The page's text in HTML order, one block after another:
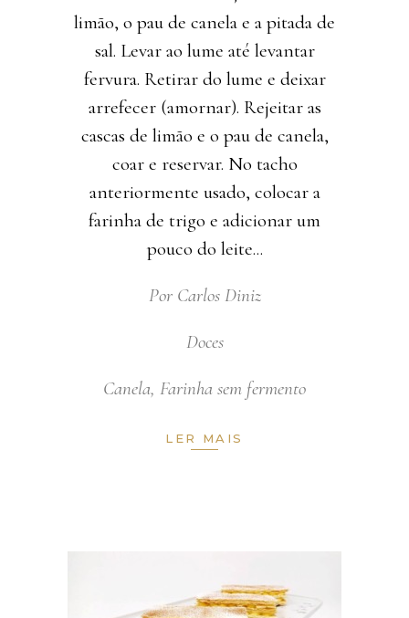
limão, o pau de canela e a pitada de
sal. Levar ao lume até levantar
fervura. Retirar do lume e deixar
arrefecer (amornar). Rejeitar as
cascas de limão e o pau de canela,
coar e reservar. No tacho
anteriormente usado, colocar a
farinha de trigo e adicionar um
pouco do leite
Por Carlos Diniz
Doces
Canela, Farinha sem fermento
LER MAIS